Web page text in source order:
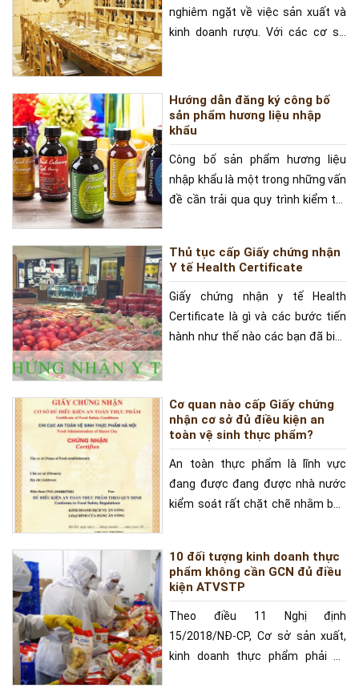
nghiêm ngặt về việc sản xuất và
kinh doanh rượu. Với các cơ sở
Hướng dẫn đăng ký công bố
sản phẩm hương liệu nhập
khẩu
Công bố sản phẩm hương liệu
nhập khẩu là một trong những vấn
đề cần trải qua quy trình kiểm tra
Thủ tục cấp Giấy chứng nhận
Y tế Health Certificate
Giấy chứng nhận y tế Health
Certificate là gì và các bước tiến
hành như thế nào các bạn đã biết
Cơ quan nào cấp Giấy chứng
nhận cơ sở đủ điều kiện an
toàn vệ sinh thực phẩm?
An toàn thực phẩm là lĩnh vực
đang được đang được nhà nước
kiểm soát rất chặt chẽ nhằm bảo
10 đối tượng kinh doanh thực
phẩm không cần GCN đủ điều
kiện ATVSTP
Theo điều 11 Nghị định
15/2018/NĐ-CP, Cơ sở sản xuất,
kinh doanh thực phẩm phải có